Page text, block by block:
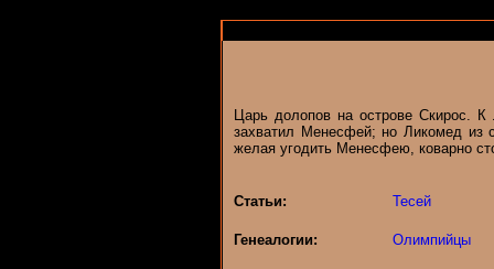
Царь долопов на острове Скирос.
захватил Менесфей; но Ликомед из
желая угодить Менесфею, коварно
Статьи: Тесей
Генеалогии: Олимпийцы